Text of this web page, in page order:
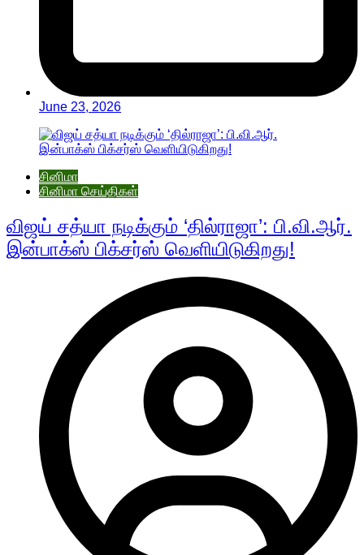
June 23, 2026
சினிமா
சினிமா செய்திகள்
விஜய் சத்யா நடிக்கும் ‘தில்ராஜா’: பி.வி.ஆர்.
இன்பாக்ஸ் பிக்சர்ஸ் வெளியிடுகிறது!